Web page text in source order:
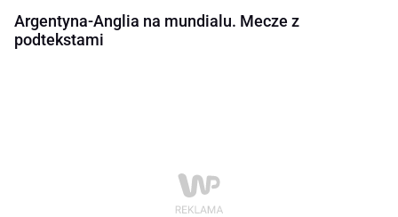
Argentyna-Anglia na mundialu. Mecze z
podtekstami